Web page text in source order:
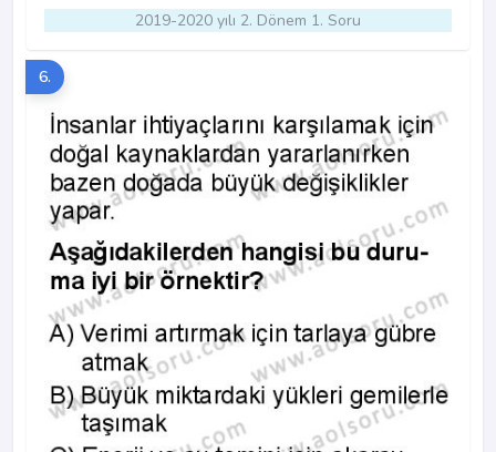
2019-2020 yılı 2. Dönem 1. Soru
6.